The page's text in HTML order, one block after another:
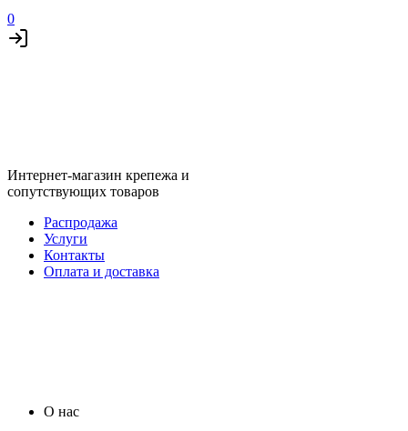
0
Интернет-магазин крепежа и
сопутствующих товаров
Распродажа
Услуги
Контакты
Оплата и доставка
О нас